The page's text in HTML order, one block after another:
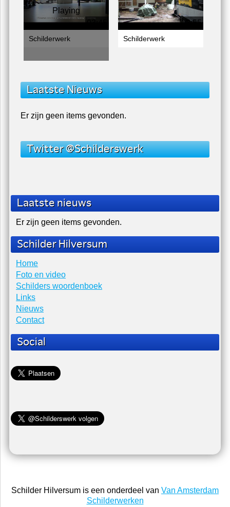
03:45
Schilderwerk.
03:45 03:55
Laatste Nieuws
Twitter @Schilderswerk
Laatste nieuws
Er zijn geen items gevonden.
Schilder Hilversum
Foto en video
Schilders woordenboek
Nieuws